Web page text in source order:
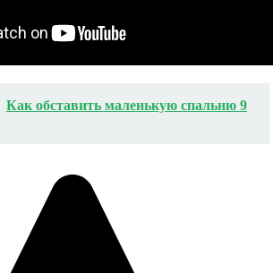
Как обставить маленькую спальню 9